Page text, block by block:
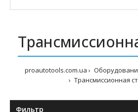
proautotools.com.ua
Трансмиссионная
Фильтр